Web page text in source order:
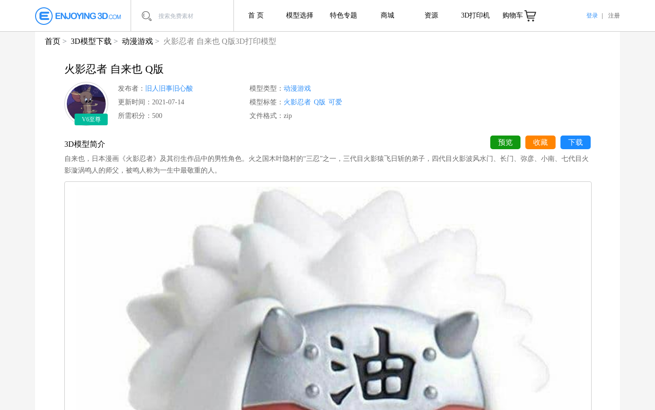
首 页 模型选择 特色专题 商城 资源 3D打印机 购物车 登录 注册
首页 3D模型下载 动漫游戏 火影忍者 自来也 Q版3D打印模型
火影忍者 自来也 Q版
V6至尊
发布者： 旧人旧事旧心酸 模型类型： 动漫游戏
更新时间：2021-07-14
模型标签： 火影忍者 Q版 可爱
所需积分：500
文件格式：zip
3D模型简介 下载
收藏
预览
自来也，日本漫画《火影忍者》及其衍生作品中的男性角色。火之国木叶隐村的“三忍”之一，三代目火影猿飞日斩的弟子，四代目火影波风水门、长门、弥彦、小南、七代目火
影漩涡鸣人的师父，被鸣人称为一生中最敬重的人。